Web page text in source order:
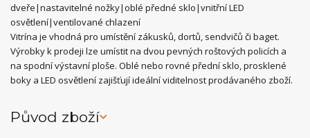
dveře|nastavitelné nožky|oblé předné sklo|vnitřní LED
osvětlení|ventilované chlazení
Vitrína je vhodná pro umístění zákusků, dortů, sendvičů či baget.
Výrobky k prodeji lze umístit na dvou pevných roštových policích a
na spodní výstavní ploše. Oblé nebo rovné přední sklo, prosklené
boky a LED osvětlení zajišťují ideální viditelnost prodávaného zboží.
Původ zboží